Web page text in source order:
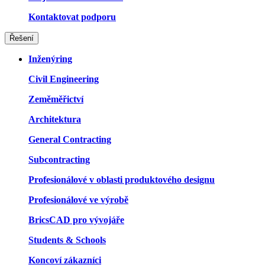
Kontaktovat podporu
Řešení
Inženýring
Civil Engineering
Zeměměřictví
Architektura
General Contracting
Subcontracting
Profesionálové v oblasti produktového designu
Profesionálové ve výrobě
BricsCAD pro vývojáře
Students & Schools
Koncoví zákazníci